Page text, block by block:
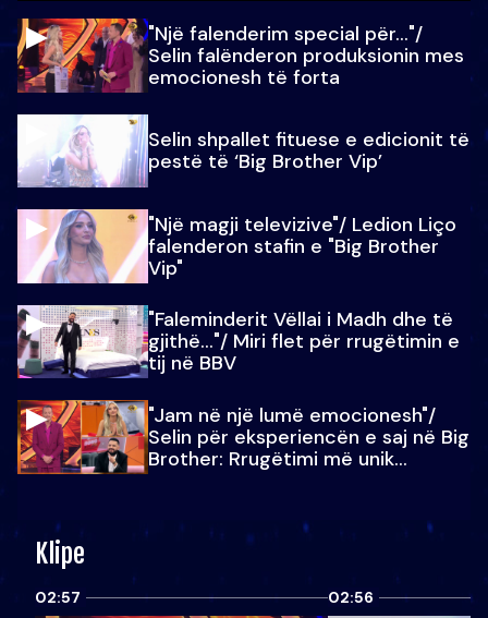
"Një falenderim special për…"/
Selin falënderon produksionin mes
emocionesh të forta
Selin shpallet fituese e edicionit të
pestë të ‘Big Brother Vip’
"Një magji televizive"/ Ledion Liço
falenderon stafin e "Big Brother
Vip"
"Faleminderit Vëllai i Madh dhe të
gjithë…"/ Miri flet për rrugëtimin e
tij në BBV
"Jam në një lumë emocionesh"/
Selin për eksperiencën e saj në Big
Brother: Rrugëtimi më unik…
Klipe
02:57 02:56